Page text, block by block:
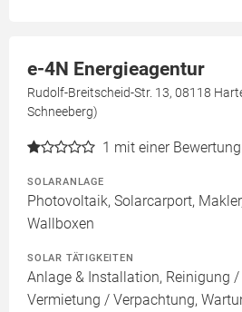
e-4N Energieagentur
Rudolf-Breitscheid-Str. 13, 08118
Schneeberg)
1 mit einer Bewertung
SOLARANLAGE
Photovoltaik, Solarcarport,
Wallboxen
SOLAR TÄTIGKEITEN
Anlage & Installation, Reinigung /
Vermietung / Verpachtung,